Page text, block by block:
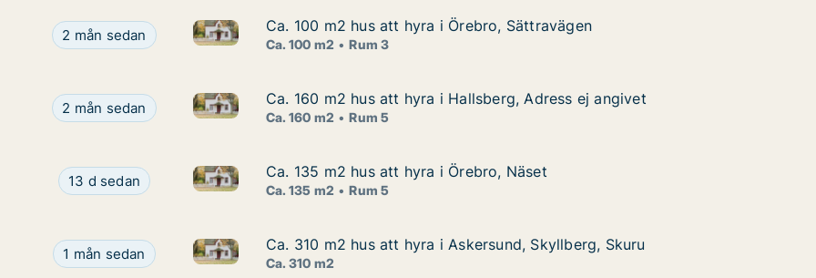
Ca. 100 m2 hus att hyra i Örebro, Sättravägen
2 mån sedan Ca. 100 m2 hus att hyra i Örebro, Sättravägen
Ca. 100 m2 hus att hyra i Örebro, Sättravägen
Ca. 100 m2 hus att hyra i Örebro, Sättravägen
Ca. 100 m2 Rum 3
Ca. 160 m2 hus att hyra i Hallsberg, Adress ej angivet
2 mån sedan Ca. 160 m2 hus att hyra i Hallsberg, Adress ej angivet
Ca. 160 m2 hus att hyra i Hallsberg, Adress ej angivet
Ca. 160 m2 hus att hyra i Hallsberg, Adress ej angivet
Ca. 160 m2 Rum 5
Ca. 135 m2 hus att hyra i Örebro, Näset
13 d sedan Ca. 135 m2 hus att hyra i Örebro, Näset
Ca. 135 m2 hus att hyra i Örebro, Näset
Ca. 135 m2 hus att hyra i Örebro, Näset
Ca. 135 m2 Rum 5
Ca. 310 m2 hus att hyra i Askersund, Skyllberg, Skuru
1 mån sedan Ca. 310 m2 hus att hyra i Askersund, Skyllberg, Skuru
Ca. 310 m2 hus att hyra i Askersund, Skyllberg, Skuru
Ca. 310 m2 hus att hyra i Askersund, Skyllberg, Skuru
Ca. 310 m2